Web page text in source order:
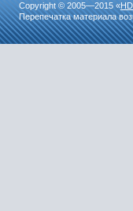
Copyright © 2005—2015 «
Перепечатка материала